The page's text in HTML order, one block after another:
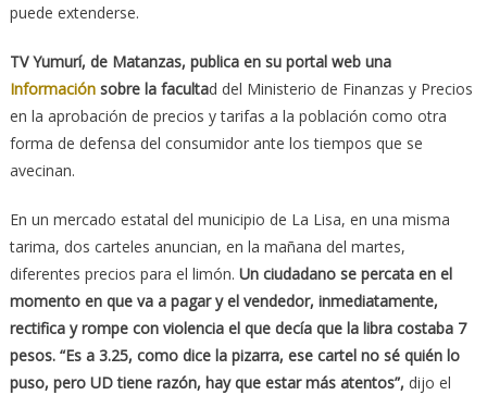
puede extenderse.
TV Yumurí, de Matanzas, publica en su portal web una
Informaciónsobre la facultad del Ministerio de Finanzas y Precios
en la aprobación de precios y tarifas a la población como otra
forma de defensa del consumidor ante los tiempos que se
avecinan.
En un mercado estatal del municipio de La Lisa, en una misma
tarima, dos carteles anuncian, en la mañana del martes,
diferentes precios para el limón. Un ciudadano se percata en el
momento en que va a pagar y el vendedor, inmediatamente,
rectifica y rompe con violencia el que decía que la libra costaba 7
pesos. “Es a 3.25, como dice la pizarra, ese cartel no sé quién lo
puso, pero UD tiene razón, hay que estar más atentos”, dijo el